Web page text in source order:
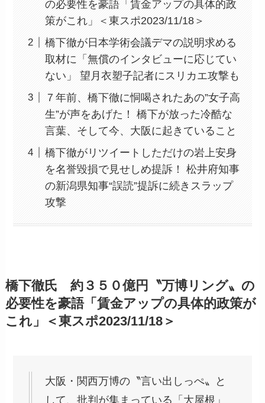
の必要性を豪語「賃金アップの具体的政
策がこれ」＜東スポ2023/11/18＞
橋下徹が日本学術会議デマの説明求める
取材に「無償のインタビューに応じてい
ない」 望月衣塑子記者にスリカエ攻撃も
７年前、橋下徹に恫喝されたあの”女子高
生”が声をあげた！ 橋下が放った冷酷な
言葉、そして今、大阪に起きていること
橋下徹がリツイートしただけの岩上安身
を名誉毀損で見せしめ提訴！ 松井府知事
の新潟県知事“誤読”提訴に続きスラップ
攻撃
橋下徹氏 約３５０億円〝万博リング〟の
必要性を豪語「賃金アップの具体的政策が
これ」＜東スポ2023/11/18＞
大阪・関西万博の〝言い出しっぺ〟と
して、批判が集まっている「大屋根」